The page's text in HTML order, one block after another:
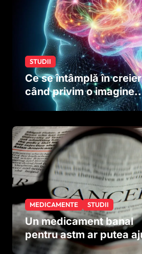
STUDII
Ce se întâmplă în creier
când privim o imagine.
Studiul care explică
MEDICAMENTE STUDII
Un medicament banal
pentru astm ar putea
în lupta împotriva